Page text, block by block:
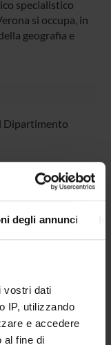
degli annunci
vostri dati
IP, utilizzando
e accedere
al fine di
specialistico
si occupa, in
geografia e
Dipartimento